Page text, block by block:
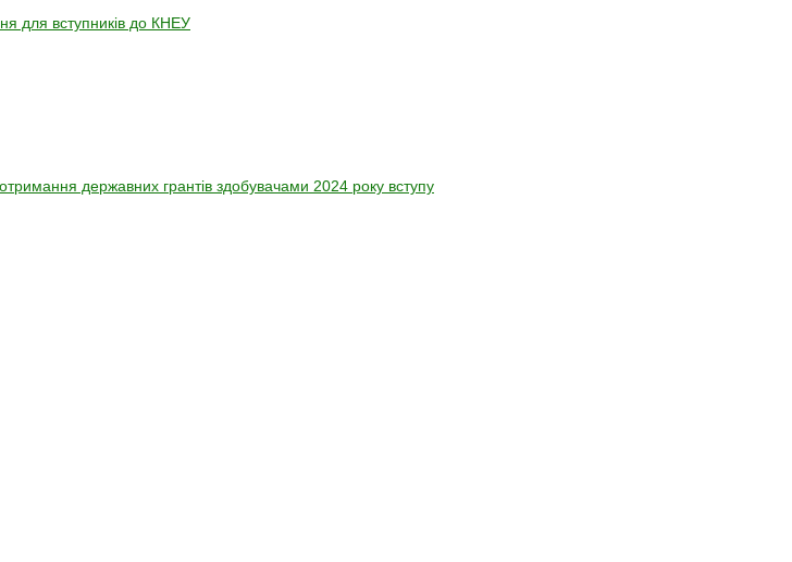
для вступників до КНЕУ
державних грантів здобувачами 2024 року вступу